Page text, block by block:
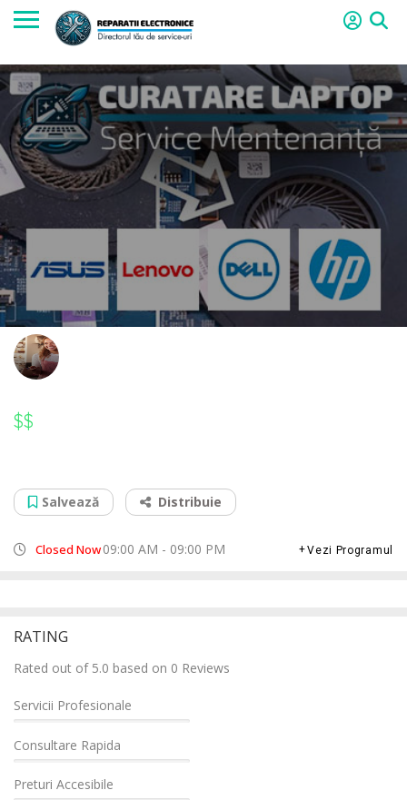
$$
Salvează
Distribuie
Closed Now09:00 AM - 09:00 PM Vezi Programul
RATING
Rated out of 5.0 based on 0 Reviews
Servicii Profesionale
Consultare Rapida
Preturi Accesibile